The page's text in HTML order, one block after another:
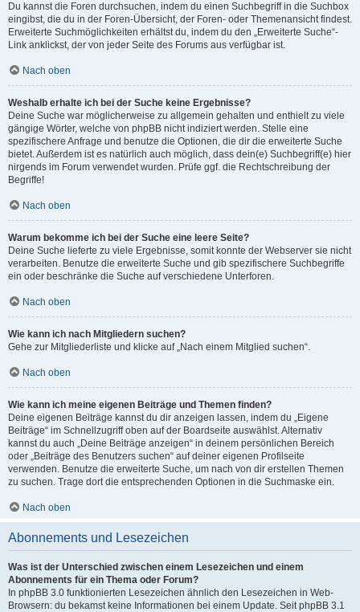
Du kannst die Foren durchsuchen, indem du einen Suchbegriff in die Suchbox
eingibst, die du in der Foren-Übersicht, der Foren- oder Themenansicht findest.
Erweiterte Suchmöglichkeiten erhältst du, indem du den „Erweiterte Suche“-
Link anklickst, der von jeder Seite des Forums aus verfügbar ist.
Nach oben
Weshalb erhalte ich bei der Suche keine Ergebnisse?
Deine Suche war möglicherweise zu allgemein gehalten und enthielt zu viele
gängige Wörter, welche von phpBB nicht indiziert werden. Stelle eine
spezifischere Anfrage und benutze die Optionen, die dir die erweiterte Suche
bietet. Außerdem ist es natürlich auch möglich, dass dein(e) Suchbegriff(e) hier
nirgends im Forum verwendet wurden. Prüfe ggf. die Rechtschreibung der
Begriffe!
Nach oben
Warum bekomme ich bei der Suche eine leere Seite?
Deine Suche lieferte zu viele Ergebnisse, somit konnte der Webserver sie nicht
verarbeiten. Benutze die erweiterte Suche und gib spezifischere Suchbegriffe
ein oder beschränke die Suche auf verschiedene Unterforen.
Nach oben
Wie kann ich nach Mitgliedern suchen?
Gehe zur Mitgliederliste und klicke auf „Nach einem Mitglied suchen“.
Nach oben
Wie kann ich meine eigenen Beiträge und Themen finden?
Deine eigenen Beiträge kannst du dir anzeigen lassen, indem du „Eigene
Beiträge“ im Schnellzugriff oben auf der Boardseite auswählst. Alternativ
kannst du auch „Deine Beiträge anzeigen“ in deinem persönlichen Bereich
oder „Beiträge des Benutzers suchen“ auf deiner eigenen Profilseite
verwenden. Benutze die erweiterte Suche, um nach von dir erstellen Themen
zu suchen. Trage dort die entsprechenden Optionen in die Suchmaske ein.
Nach oben
Abonnements und Lesezeichen
Was ist der Unterschied zwischen einem Lesezeichen und einem
Abonnements für ein Thema oder Forum?
In phpBB 3.0 funktionierten Lesezeichen ähnlich den Lesezeichen in Web-
Browsern: du bekamst keine Informationen bei einem Update. Seit phpBB 3.1